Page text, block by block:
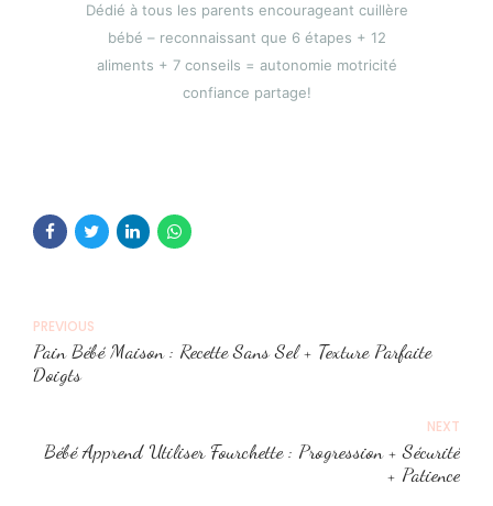
Dédié à tous les parents encourageant cuillère
bébé – reconnaissant que 6 étapes + 12
aliments + 7 conseils = autonomie motricité
confiance partage!
PREVIOUS
Pain Bébé Maison : Recette Sans Sel + Texture Parfaite
Doigts
NEXT
Bébé Apprend Utiliser Fourchette : Progression + Sécurité
+ Patience